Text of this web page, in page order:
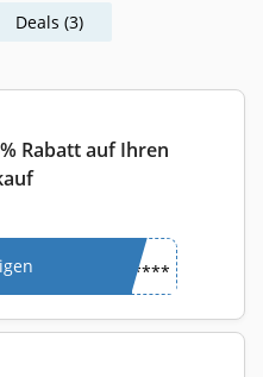
Deals (3)
Rabatt auf Ihren
****